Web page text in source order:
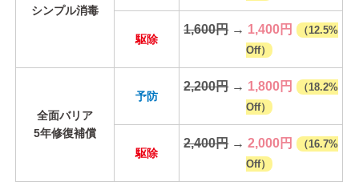
シンプル消毒
駆除
1,600円→ 1,400円
（12.5%
Off）
全面バリア
5年修復補償
予防
2,200円→ 1,800円
（18.2%
Off）
駆除
2,400円→2,000円
（16.7%
Off）